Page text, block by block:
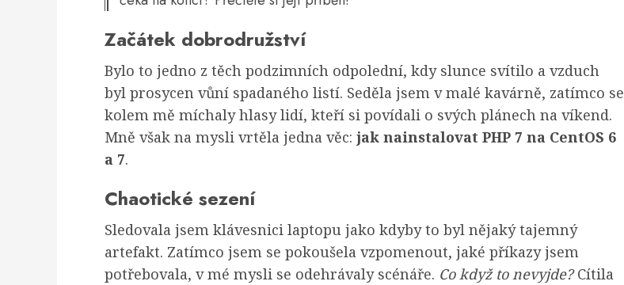
Začátek dobrodružství
Bylo to jedno z těch podzimních odpolední, kdy slunce svítilo a vzduch
byl prosycen vůní spadaného listí. Seděla jsem v malé kavárně, zatímco se
kolem mě míchaly hlasy lidí, kteří si povídali o svých plánech na víkend.
Mně však na mysli vrtěla jedna věc: jak nainstalovat PHP 7 na CentOS 6
a 7.
Chaotické sezení
Sledovala jsem klávesnici laptopu jako kdyby to byl nějaký tajemný
artefakt. Zatímco jsem se pokoušela vzpomenout, jaké příkazy jsem
potřebovala, v mé mysli se odehrávaly scénáře. Co když to nevyjde?Cítila